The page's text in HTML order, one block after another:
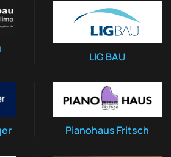
LIG BAU
Pianohaus Fritsch